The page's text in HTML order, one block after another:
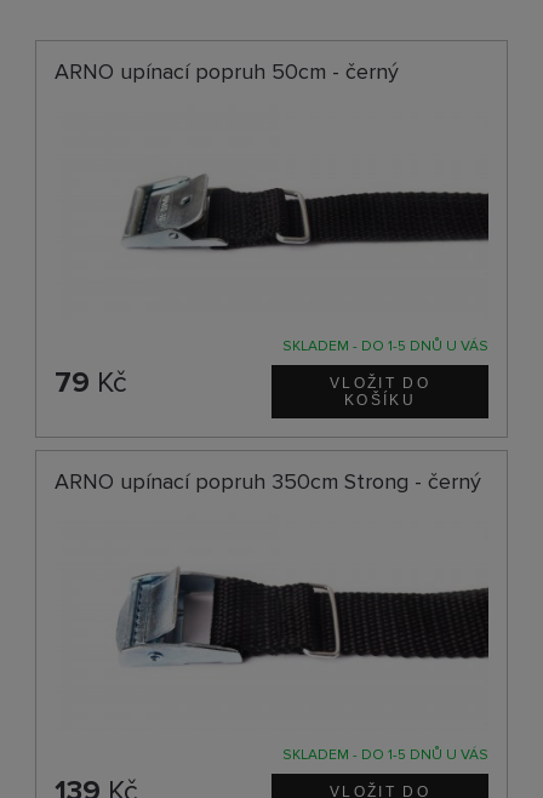
ARNO upínací popruh 50cm - černý
SKLADEM - DO 1-5 DNŮ U VÁS
79 Kč
ARNO upínací popruh 350cm Strong - černý
SKLADEM - DO 1-5 DNŮ U VÁS